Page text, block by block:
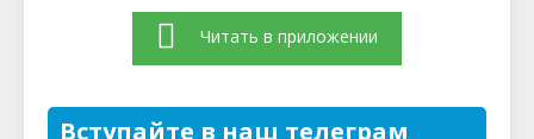
Читать в приложении
Вступайте в наш телеграм